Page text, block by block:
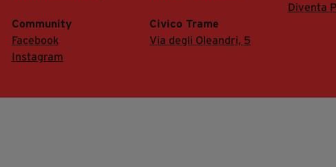
Diventa
Community
Facebook
Instagram
Civico Trame
Via degli Oleandri, 5